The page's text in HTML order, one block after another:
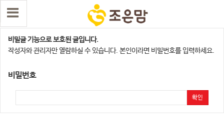
당진지사
비밀글 기능으로 보호된 글입니다.
작성자와 관리자만 열람하실 수 있습니다. 본인이라면 비밀번호를 입력하세요.
비밀번호
확인